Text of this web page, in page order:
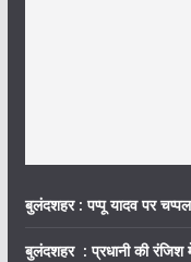
बुलंदशहर : पप्पू यादव पर
बुलंदशहर : प्रधानी की रंजिश